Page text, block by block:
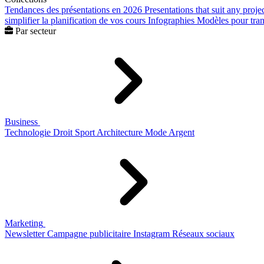
Tendances des présentations en 2026 Presentations that suit any
simplifier la planification de vos cours Infographies Modèles pour
Par secteur
Business
Technologie Droit Sport Architecture Mode Argent
Marketing
Newsletter Campagne publicitaire Instagram Réseaux sociaux